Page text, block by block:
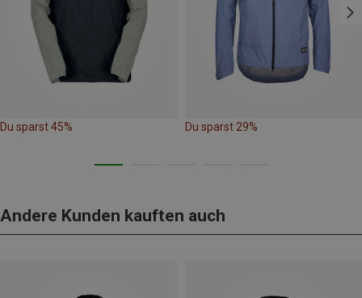
Du sparst 45% Du sparst 29%
Andere Kunden kauften auch